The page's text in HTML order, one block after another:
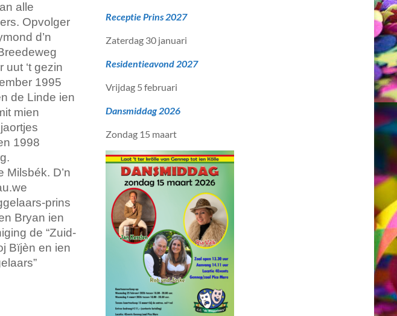
alle
Opvolger
d’n
‘t gezin
1995
de Linde ien
mien
1998
Milsbék. D’n
prins
Bryan ien
de “Zuid-
Bïjèn en ien
Receptie Prins 2027
Zaterdag 30 januari
Residentieavond 2027
Vrijdag 5 februari
Dansmiddag 2026
Zondag 15 maart